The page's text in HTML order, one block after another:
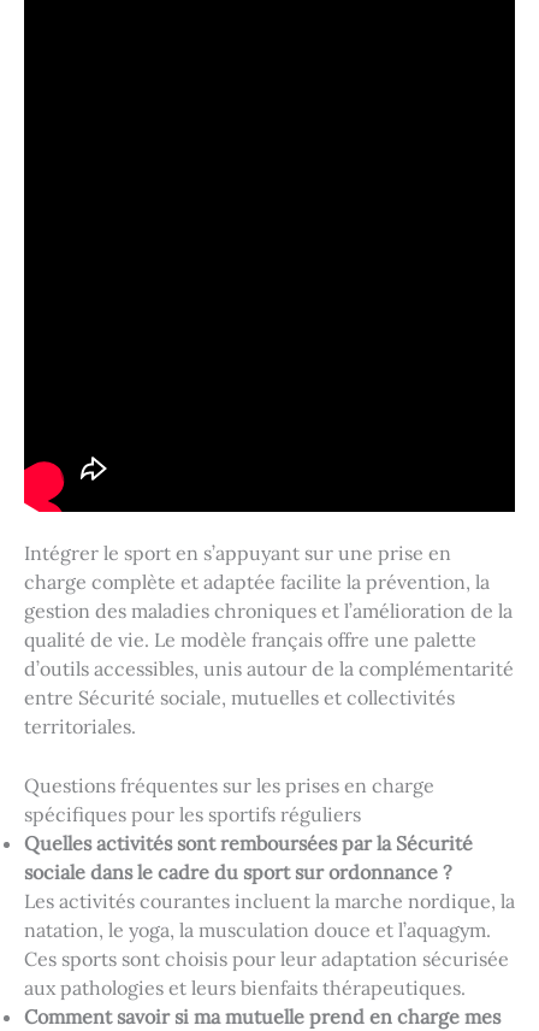
Intégrer le sport en s’appuyant sur une prise en
charge complète et adaptée facilite la prévention, la
gestion des maladies chroniques et l’amélioration de la
qualité de vie. Le modèle français offre une palette
d’outils accessibles, unis autour de la complémentarité
entre Sécurité sociale, mutuelles et collectivités
territoriales.
Questions fréquentes sur les prises en charge
spécifiques pour les sportifs réguliers
Quelles activités sont remboursées par la Sécurité
sociale dans le cadre du sport sur ordonnance ?
Les activités courantes incluent la marche nordique, la
natation, le yoga, la musculation douce et l’aquagym.
Ces sports sont choisis pour leur adaptation sécurisée
aux pathologies et leurs bienfaits thérapeutiques.
Comment savoir si ma mutuelle prend en charge mes